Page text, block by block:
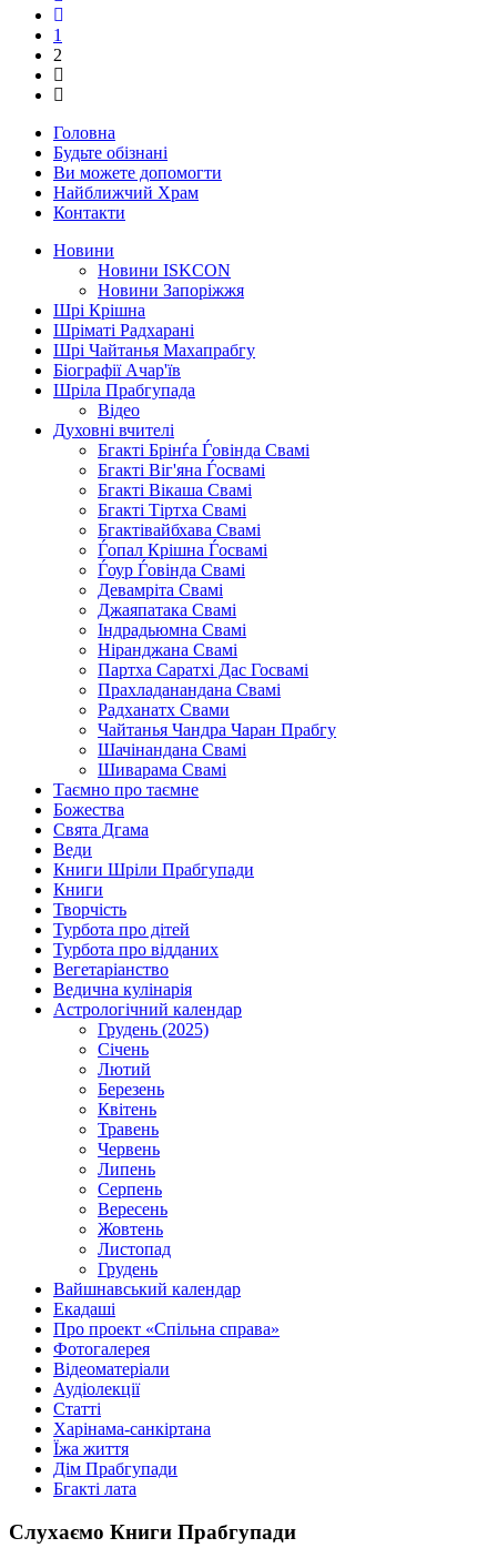
1
2
Головна
Будьте обізнані
Ви можете допомогти
Найближчий Храм
Контакти
Новини
Новини ISKCON
Новини Запоріжжя
Шрі Крішна
Шріматі Радхарані
Шрі Чайтанья Махапрабгу
Біографії Ачар'їв
Шріла Прабгупада
Відео
Духовні вчителі
Бгакті Брінѓа Ѓовінда Свамі
Бгакті Віг'яна Ѓосвамі
Бгакті Вікаша Свамі
Бгакті Тіртха Свамі
Бгактівайбхава Свамі
Ѓопал Крішна Ѓосвамі
Ѓоур Ѓовінда Свамі
Девамріта Свамі
Джаяпатака Свамі
Індрадьюмна Свамі
Ніранджана Свамі
Партха Саратхі Дас Госвамі
Прахладанандана Свамі
Радханатх Свами
Чайтанья Чандра Чаран Прабгу
Шачінандана Свамі
Шиварама Свамі
Таємно про таємне
Божества
Свята Дгама
Веди
Книги Шріли Прабгупади
Книги
Творчість
Турбота про дітей
Турбота про відданих
Вегетаріанство
Ведична кулінарія
Астрологічний календар
Грудень (2025)
Січень
Лютий
Березень
Квітень
Травень
Червень
Липень
Серпень
Вересень
Жовтень
Листопад
Грудень
Вайшнавський календар
Екадаші
Про проект «Спільна справа»
Фотогалерея
Відеоматеріали
Аудіолекції
Статті
Харінама-санкіртана
Їжа життя
Дім Прабгупади
Бгакті лата
Слухаємо Книги Прабгупади